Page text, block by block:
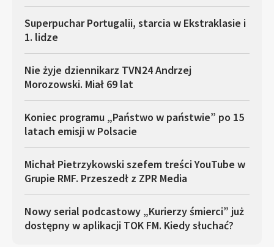
Superpuchar Portugalii, starcia w Ekstraklasie i
1. lidze
Nie żyje dziennikarz TVN24 Andrzej
Morozowski. Miał 69 lat
Koniec programu „Państwo w państwie” po 15
latach emisji w Polsacie
Michał Pietrzykowski szefem treści YouTube w
Grupie RMF. Przeszedł z ZPR Media
Nowy serial podcastowy „Kurierzy śmierci” już
dostępny w aplikacji TOK FM. Kiedy słuchać?